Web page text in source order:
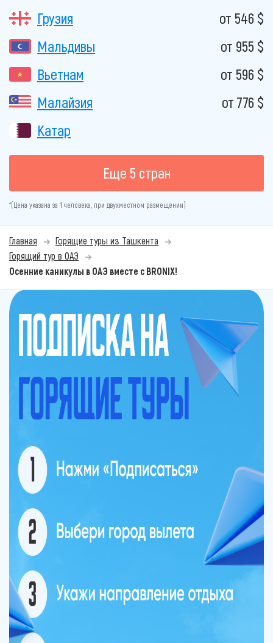
Грузия
от 546 $
Мальдивы
от 955 $
Вьетнам
от 596 $
Малайзия
от 776 $
Катар
Еще 5 стран
*(Цена указана за 1 человека, при двухместном размещении)
Главная
Горящие туры из Ташкента
Горящий тур в ОАЭ
Осенние каникулы в ОАЭ вместе с BRONIX!